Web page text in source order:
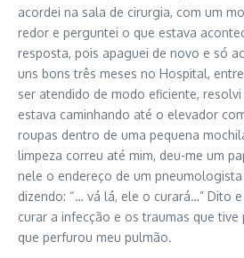
acordei na sala de cirurgia, com um
redor e perguntei o que estava
resposta, pois apaguei de novo e só
uns bons três meses no Hospital,
ser atendido de modo eficiente,
estava caminhando até o elevador
roupas dentro de uma pequena
limpeza correu até mim, deu-me um
nele o endereço de um pneumologista
dizendo: “… vá lá, ele o curará…” Dito
curar a infecção e os traumas que
que perfurou meu pulmão.